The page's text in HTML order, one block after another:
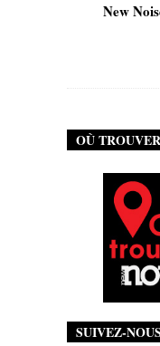
New
OÙ
SUIVEZ-